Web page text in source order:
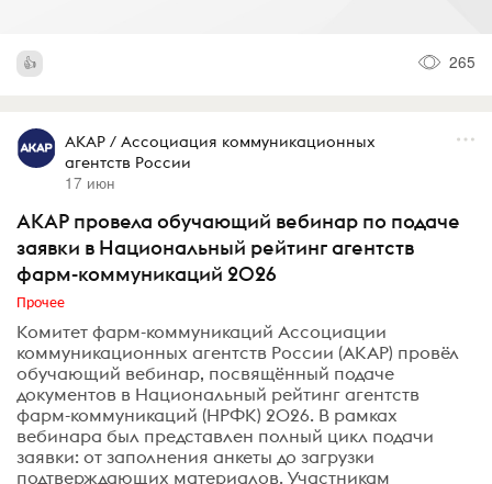
265
АКАР / Ассоциация коммуникационных
агентств России
17 июн
АКАР провела обучающий вебинар по подаче
заявки в Национальный рейтинг агентств
фарм-коммуникаций 2026
Прочее
Комитет фарм-коммуникаций Ассоциации
коммуникационных агентств России (АКАР) провёл
обучающий вебинар, посвящённый подаче
документов в Национальный рейтинг агентств
фарм-коммуникаций (НРФК) 2026. В рамках
вебинара был представлен полный цикл подачи
заявки: от заполнения анкеты до загрузки
подтверждающих материалов. Участникам